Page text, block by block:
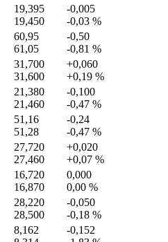
19,395
19,450
-0,005
-0,03 %
60,95
61,05
-0,50
-0,81 %
31,700
31,600
+0,060
+0,19 %
21,380
21,460
-0,100
-0,47 %
51,16
51,28
-0,24
-0,47 %
27,720
27,460
+0,020
+0,07 %
16,720
16,870
0,000
0,00 %
28,220
28,500
-0,050
-0,18 %
8,162
-0,152